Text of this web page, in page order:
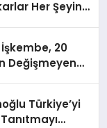
Her Şeyin
20
Değişmeyen
Türkiye’yi